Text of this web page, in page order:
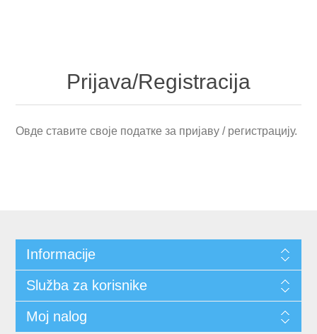
Prijava/Registracija
Овде ставите своје податке за пријаву / регистрацију.
Informacije
Služba za korisnike
Moj nalog